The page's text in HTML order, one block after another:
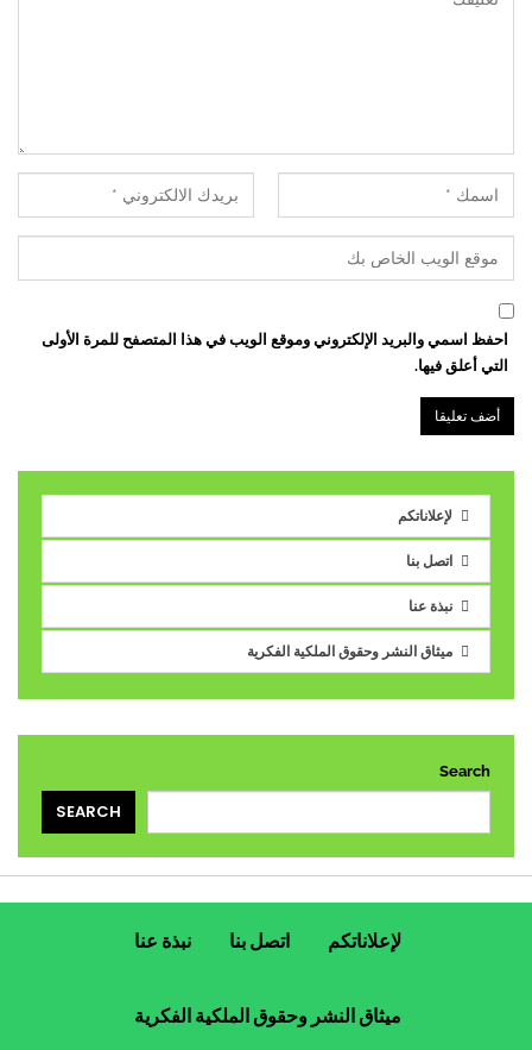
احفظ اسمي والبريد الإلكتروني وموقع الويب في هذا المتصفح للمرة الأولى
التي أعلق فيها.
لإعلاناتكم
اتصل بنا
نبذة عنا
ميثاق النشر وحقوق الملكية الفكرية
Search
SEARCH
لإعلاناتكم اتصل بنا نبذة عنا
ميثاق النشر وحقوق الملكية الفكرية